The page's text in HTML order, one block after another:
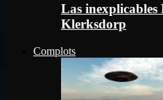
Las inexplicables
Klerksdorp
Complots